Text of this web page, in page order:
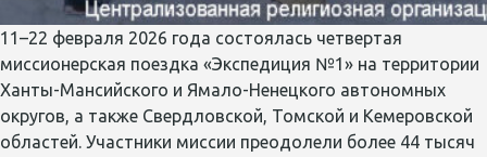
11–22 февраля 2026 года состоялась четвертая
миссионерская поездка «Экспедиция №1» на территории
Ханты-Мансийского и Ямало-Ненецкого автономных
округов, а также Свердловской, Томской и Кемеровской
областей. Участники миссии преодолели более 44 тысяч